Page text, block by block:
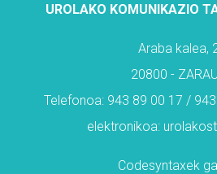
UROLAKO KOMUNIKAZIO
Araba kalea,
20800 -
Telefonoa: 943 89 00 17 /
elektronikoa:
Codesyntaxek